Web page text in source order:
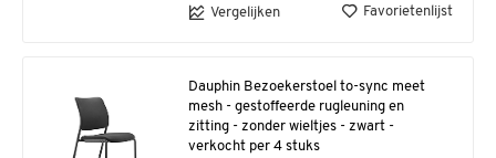
Vergelijken Favorietenlijst
Dauphin Bezoekerstoel to-sync meet
mesh - gestoffeerde rugleuning en
zitting - zonder wieltjes - zwart -
verkocht per 4 stuks